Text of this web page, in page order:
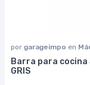
por garageimpo en
Barra para cocina
GRIS